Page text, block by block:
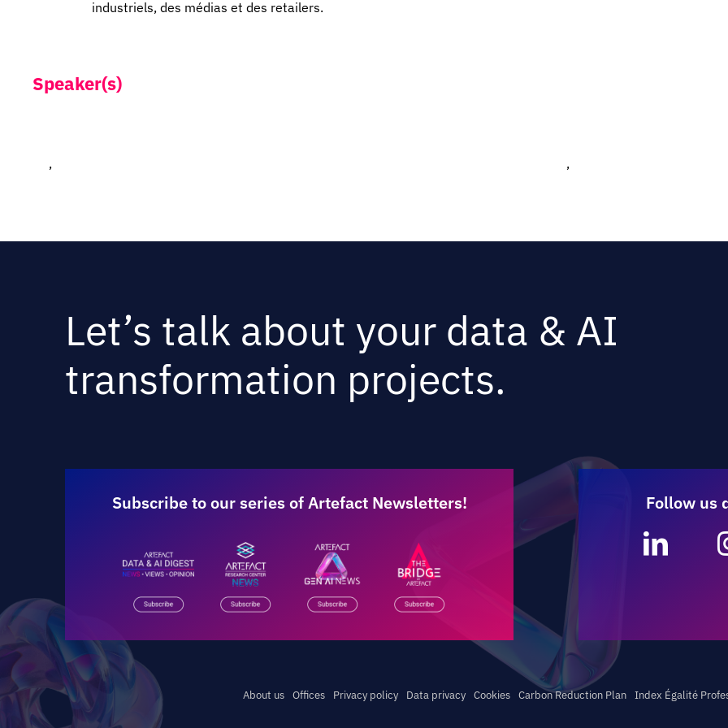
industriels, des médias et des retailers.
Speaker(s)
, ,
Let’s talk about your data & AI
transformation projects.
Subscribe to our series of Artefact Newsletters! Follow us
About us Offices Privacy policy Data privacy Cookies Carbon Reduction Plan Index Égalité